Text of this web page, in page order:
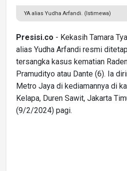
YA alias Yudha Arfandi. (Istimewa)
Presisi.co - Kekasih Tamara
alias Yudha Arfandi resmi
tersangka kasus kematian
Pramudityo atau Dante (6). Ia
Metro Jaya di kediamannya di
Kelapa, Duren Sawit, Jakarta
(9/2/2024) pagi.